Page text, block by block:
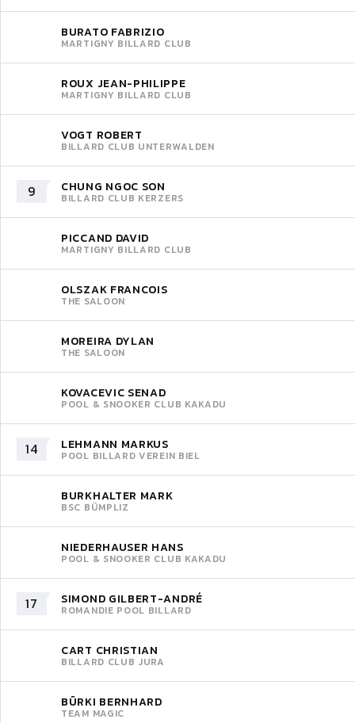
BURATO FABRIZIO
MARTIGNY BILLARD CLUB
ROUX JEAN-PHILIPPE
MARTIGNY BILLARD CLUB
VOGT ROBERT
BILLARD CLUB UNTERWALDEN
9 CHUNG NGOC SON
BILLARD CLUB KERZERS
PICCAND DAVID
MARTIGNY BILLARD CLUB
OLSZAK FRANCOIS
THE SALOON
MOREIRA DYLAN
THE SALOON
KOVACEVIC SENAD
POOL & SNOOKER CLUB KAKADU
14 LEHMANN MARKUS
POOL BILLARD VEREIN BIEL
BURKHALTER MARK
BSC BÜMPLIZ
NIEDERHAUSER HANS
POOL & SNOOKER CLUB KAKADU
17 SIMOND GILBERT-ANDRÉ
ROMANDIE POOL BILLARD
CART CHRISTIAN
BILLARD CLUB JURA
BÜRKI BERNHARD
TEAM MAGIC